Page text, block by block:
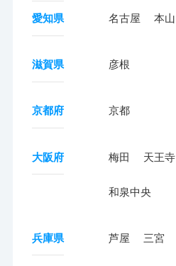
愛知県 名古屋 本山
滋賀県 彦根
京都府 京都
大阪府 梅田 天王寺
和泉中央
兵庫県 芦屋 三宮